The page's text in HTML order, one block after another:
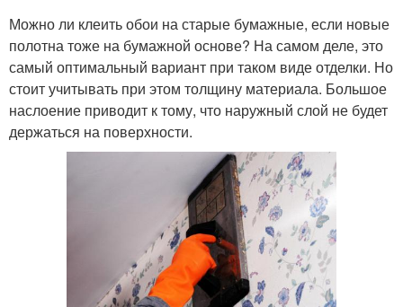
Можно ли клеить обои на старые бумажные, если новые
полотна тоже на бумажной основе? На самом деле, это
самый оптимальный вариант при таком виде отделки. Но
стоит учитывать при этом толщину материала. Большое
наслоение приводит к тому, что наружный слой не будет
держаться на поверхности.